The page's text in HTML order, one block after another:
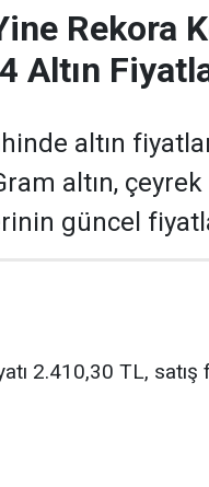
Rekora
Altın
altın
altın, çeyrek
güncel
2.410,30 TL,